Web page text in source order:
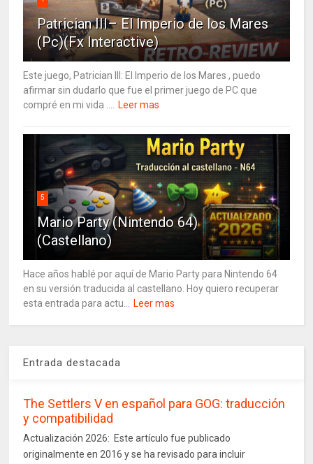
Patrician III– El Imperio de los Mares
(Pc)(Fx Interactive)
Este juego, Patrician III: El Imperio de los Mares , puedo
afirmar sin dudarlo que fue el primer juego de PC que
compré en mi vida .... Leer mas
5
Mario Party (Nintendo 64)
(Castellano)
Hace años hablé por aquí de Mario Party para Nintendo 64
en su versión traducida al castellano. Hoy quiero recuperar
esta entrada para actu... Leer mas
Entrada destacada
The Settlers V en español para GOG: traducción
y compatibilidad
Actualización 2026: Este artículo fue publicado
originalmente en 2016 y se ha revisado para incluir